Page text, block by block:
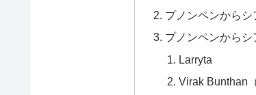
プノンペンから
プノンペンから
Larryta
Virak Bunthan